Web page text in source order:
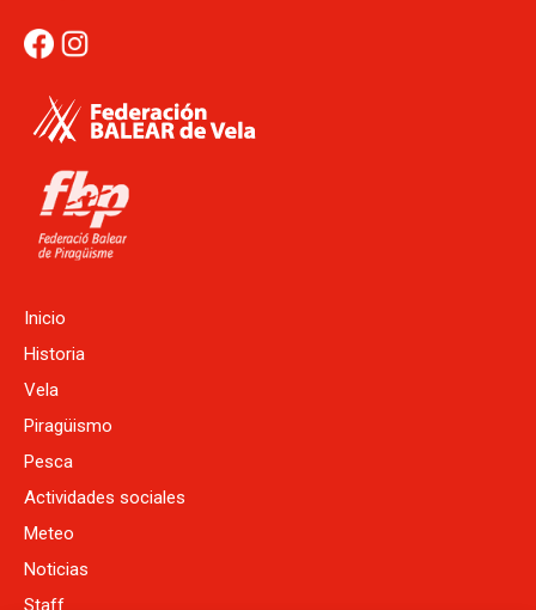
Inicio
Historia
Vela
Piragüismo
Pesca
Actividades sociales
Meteo
Noticias
Staff